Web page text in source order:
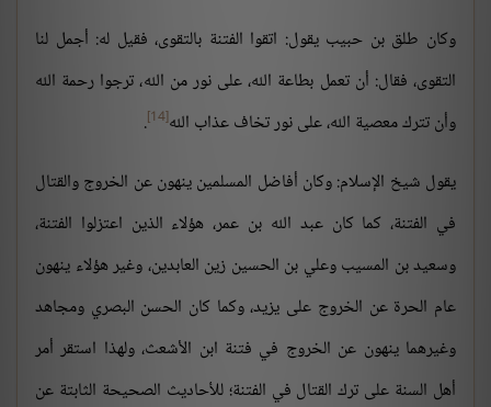
وكان طلق بن حبيب يقول: اتقوا الفتنة بالتقوى، فقيل له: أجمل لنا
التقوى، فقال: أن تعمل بطاعة الله، على نور من الله، ترجوا رحمة الله
وأن تترك معصية الله، على نور تخاف عذاب الله[14]
.
يقول شيخ الإسلام: وكان أفاضل المسلمين ينهون عن الخروج والقتال
في الفتنة، كما كان عبد الله بن عمر، هؤلاء الذين اعتزلوا الفتنة،
وسعيد بن المسيب وعلي بن الحسين زين العابدين، وغير هؤلاء ينهون
عام الحرة عن الخروج على يزيد، وكما كان الحسن البصري ومجاهد
وغيرهما ينهون عن الخروج في فتنة ابن الأشعث، ولهذا استقر أمر
أهل السنة على ترك القتال في الفتنة؛ للأحاديث الصحيحة الثابتة عن